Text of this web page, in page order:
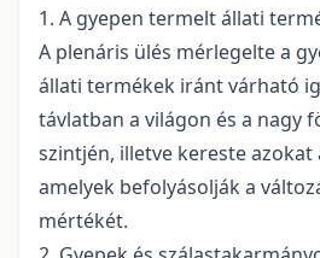
1. A gyepen termelt állati
A plenáris ülés mérlegelte a
állati termékek iránt várható
távlatban a világon és a nagy
szintjén, illetve kereste azokat
amelyek befolyásolják a
mértékét.